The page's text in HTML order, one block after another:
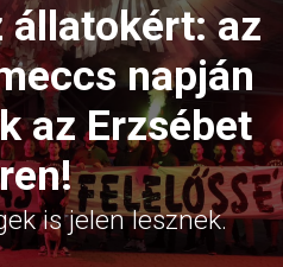
állatokért: az
napján
az Erzsébet
is jelen lesznek.